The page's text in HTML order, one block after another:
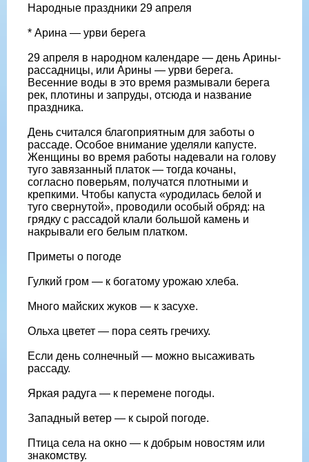
Народные праздники 29 апреля
* Арина — урви берега
29 апреля в народном календаре — день Арины-
рассадницы, или Арины — урви берега.
Весенние воды в это время размывали берега
рек, плотины и запруды, отсюда и название
праздника.
День считался благоприятным для заботы о
рассаде. Особое внимание уделяли капусте.
Женщины во время работы надевали на голову
туго завязанный платок — тогда кочаны,
согласно поверьям, получатся плотными и
крепкими. Чтобы капуста «уродилась белой и
туго свернутой», проводили особый обряд: на
грядку с рассадой клали большой камень и
накрывали его белым платком.
Приметы о погоде
Гулкий гром — к богатому урожаю хлеба.
Много майских жуков — к засухе.
Ольха цветет — пора сеять гречиху.
Если день солнечный — можно высаживать
рассаду.
Яркая радуга — к перемене погоды.
Западный ветер — к сырой погоде.
Птица села на окно — к добрым новостям или
знакомству.